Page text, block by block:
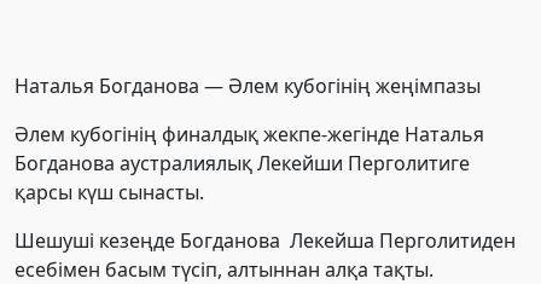
Наталья Богданова — Әлем кубогінің жеңімпазы
Әлем кубогінің финалдық жекпе-жегінде Наталья
Богданова аустралиялық Лекейши Перголитиге
қарсы күш сынасты.
Шешуші кезеңде Богданова Лекейша Перголитиден
есебімен басым түсіп, алтыннан алқа тақты.